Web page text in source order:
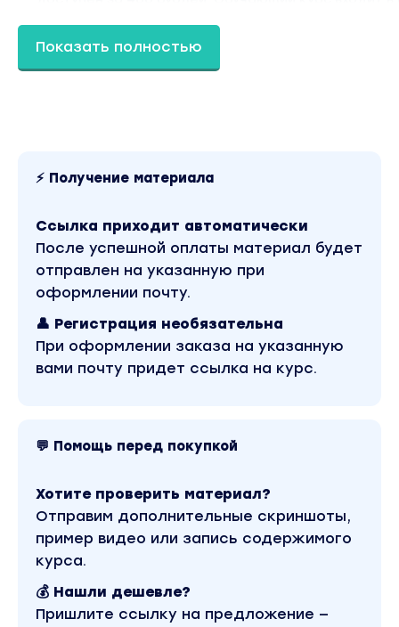
Показать полностью
⚡ Получение материала
Ссылка приходит автоматически
После успешной оплаты материал будет
отправлен на указанную при
оформлении почту.
👤 Регистрация необязательна
При оформлении заказа на указанную
вами почту придет ссылка на курс.
💬 Помощь перед покупкой
Хотите проверить материал?
Отправим дополнительные скриншоты,
пример видео или запись содержимого
курса.
💰 Нашли дешевле?
Пришлите ссылку на предложение —